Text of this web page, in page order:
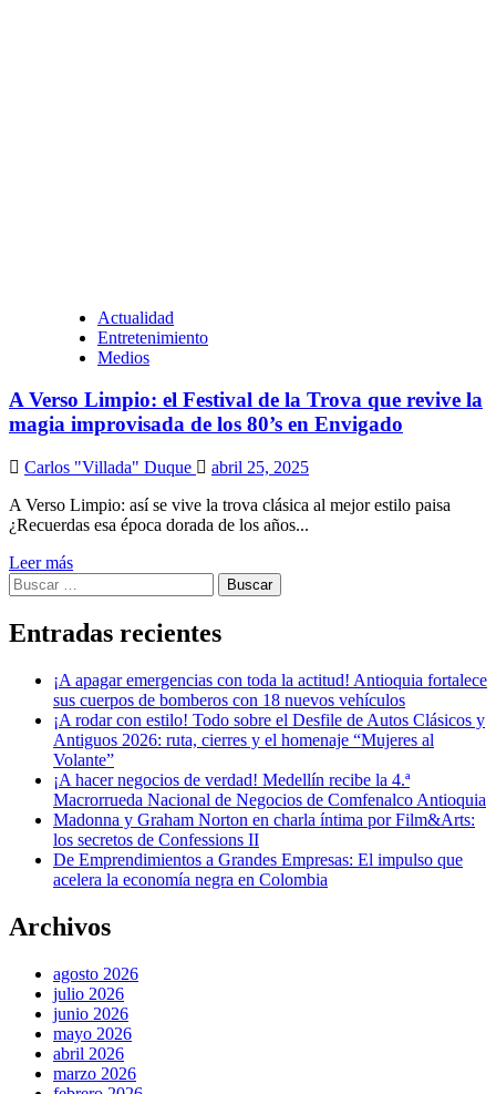
Actualidad
Entretenimiento
Medios
A Verso Limpio: el Festival de la Trova que revive la
magia improvisada de los 80’s en Envigado
Carlos "Villada" Duque
abril 25, 2025
A Verso Limpio: así se vive la trova clásica al mejor estilo paisa
¿Recuerdas esa época dorada de los años...
Leer más
Buscar:
Entradas recientes
¡A apagar emergencias con toda la actitud! Antioquia fortalece
sus cuerpos de bomberos con 18 nuevos vehículos
¡A rodar con estilo! Todo sobre el Desfile de Autos Clásicos y
Antiguos 2026: ruta, cierres y el homenaje “Mujeres al
Volante”
¡A hacer negocios de verdad! Medellín recibe la 4.ª
Macrorrueda Nacional de Negocios de Comfenalco Antioquia
Madonna y Graham Norton en charla íntima por Film&Arts:
los secretos de Confessions II
De Emprendimientos a Grandes Empresas: El impulso que
acelera la economía negra en Colombia
Archivos
agosto 2026
julio 2026
junio 2026
mayo 2026
abril 2026
marzo 2026